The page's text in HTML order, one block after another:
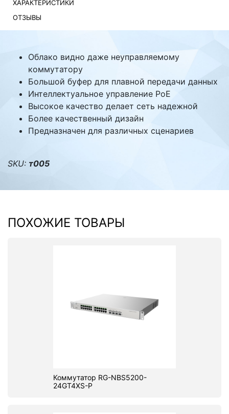
ХАРАКТЕРИСТИКИ
ОТЗЫВЫ
Облако видно даже неуправляемому
коммутатору
Большой буфер для плавной передачи данных
Интеллектуальное управление PoE
Высокое качество делает сеть надежной
Более качественный дизайн
Предназначен для различных сценариев
SKU: т005
ПОХОЖИЕ ТОВАРЫ
Коммутатор RG-NBS5200-
24GT4XS-P